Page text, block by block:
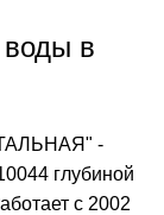
воды в
-
глубиной
с 2002